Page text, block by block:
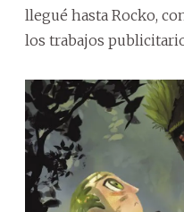
llegué hasta Rocko,
los trabajos